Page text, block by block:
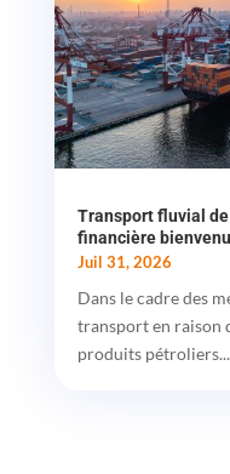
Transport fluvial
financière
Juil 31, 2026
Dans le cadre des
transport en raison
produits pétroliers...